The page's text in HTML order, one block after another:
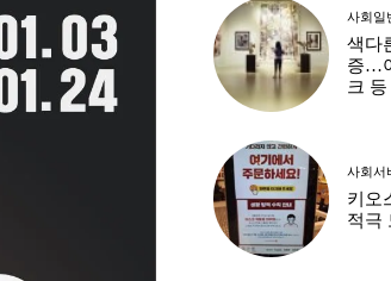
사회일
색다
증…
크
사회서
키오
적극